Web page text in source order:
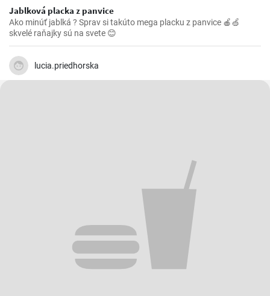
Jablková placka z panvice
Ako minúť jablká ? Sprav si takúto mega placku z panvice 🍎🍏
skvelé raňajky sú na svete 😊
lucia.priedhorska